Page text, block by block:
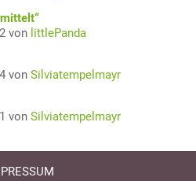
von littlePanda
von Silviatempelmayr
von Silviatempelmayr